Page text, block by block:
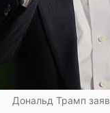
Дональд Трамп